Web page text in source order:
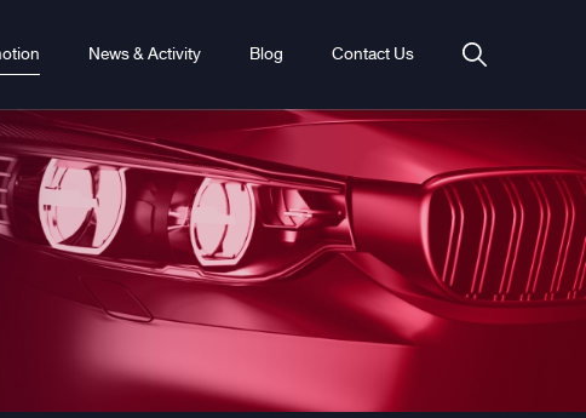
News & Activity Blog Contact Us